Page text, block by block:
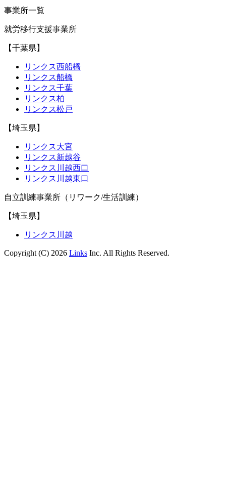
事業所一覧
就労移行支援事業所
【千葉県】
リンクス西船橋
リンクス船橋
リンクス千葉
リンクス柏
リンクス松戸
【埼玉県】
リンクス大宮
リンクス新越谷
リンクス川越西口
リンクス川越東口
自立訓練事業所（リワーク/生活訓練）
【埼玉県】
リンクス川越
Copyright (C) 2026 Links Inc. All Rights Reserved.